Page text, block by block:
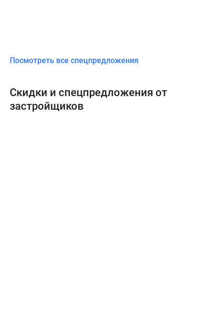
Посмотреть все спецпредложения
Скидки и спецпредложения от
застройщиков